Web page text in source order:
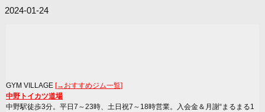
2024-01-24
GYM VILLAGE [→おすすめジム一覧]
中野トイカツ道場
中野駅徒歩3分。平日7～23時、土日祝7～18時営業。入会金＆月謝“まるまる1